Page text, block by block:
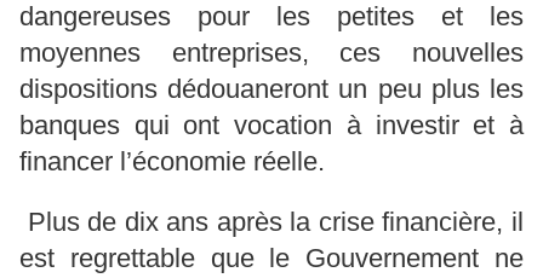
dangereuses pour les petites et les
moyennes entreprises, ces nouvelles
dispositions dédouaneront un peu plus les
banques qui ont vocation à investir et à
financer l’économie réelle.
Plus de dix ans après la crise financière, il
est regrettable que le Gouvernement ne